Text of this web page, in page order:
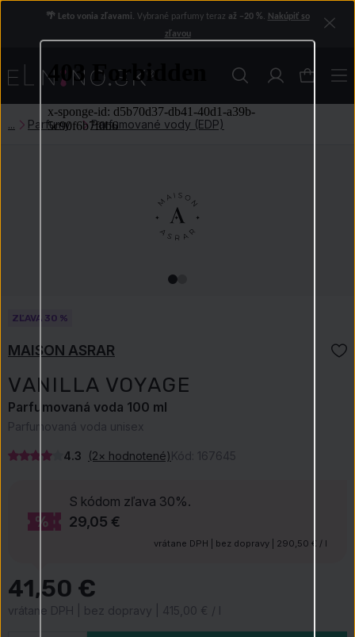
🌴 Leto vonia zľavami. Vybrané parfumy teraz až −20 %. Nakúpiť so
zľavou
Parfumy Parfumované vody (EDP)
ZĽAVA 30 %
MAISON ASRAR
VANILLA VOYAGE
Parfumovaná voda 100 ml
Parfumovaná voda unisex
4.3 (2× hodnotené)Kód: 167645
S kódom zľava 30%.
29,05 €
vrátane DPH | bez dopravy | 290,50 € / l
41,50 €
vrátane DPH | bez dopravy | 415,00 € / l